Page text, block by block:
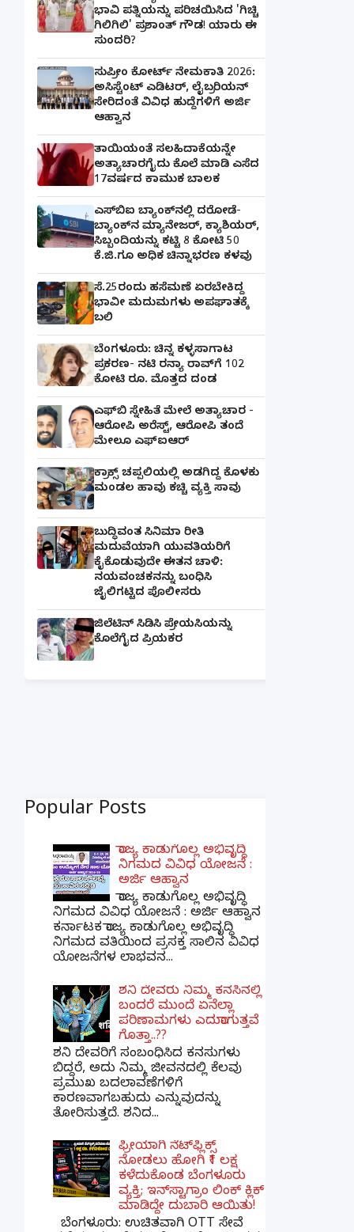
ಭಾವಿ ಪತ್ನಿಯನ್ನು ಪರಿಚಯಿಸಿದ 'ಗಿಚ್ಚಿ
ಗಿಲಿಗಿಲಿ' ಪ್ರಶಾಂತ್ ಗೌಡ! ಯಾರು ಈ
ಸುಂದರಿ?
ಸುಪ್ರೀಂ ಕೋರ್ಟ್ ನೇಮಕಾತಿ 2026:
ಅಸಿಸ್ಟೆಂಟ್ ಎಡಿಟರ್, ಲೈಬ್ರರಿಯನ್
ಸೇರಿದಂತೆ ವಿವಿಧ ಹುದ್ದೆಗಳಿಗೆ ಅರ್ಜಿ
ಆಹ್ವಾನ
ತಾಯಿಯಂತೆ ಸಲಹಿದಾಕೆಯನ್ನೇ
ಅತ್ಯಾಚಾರಗೈದು ಕೊಲೆ ಮಾಡಿ ಎಸೆದ
17ವರ್ಷದ ಕಾಮುಕ ಬಾಲಕ
ಎಸ್‌ಬಿಐ ಬ್ಯಾಂಕ್‌ನಲ್ಲಿ‌ ದರೋಡೆ-
ಬ್ಯಾಂಕ್​ನ ಮ್ಯಾನೇಜರ್‌, ಕ್ಯಾಶಿಯರ್‌,
ಸಿಬ್ಬಂದಿಯನ್ನು ಕಟ್ಟಿ 8 ಕೋಟಿ 50
ಕೆ.ಜಿ.ಗೂ ಅಧಿಕ ಚಿನ್ನಾಭರಣ ಕಳವು
ಸೆ.25ರಂದು ಹಸೆಮಣೆ ಏರಬೇಕಿದ್ದ
ಭಾವೀ ಮದುಮಗಳು ಅಪಘಾತಕ್ಕೆ
ಬಲಿ
ಬೆಂಗಳೂರು: ಚಿನ್ನ ಕಳ್ಳಸಾಗಾಟ
ಪ್ರಕರಣ- ನಟಿ ರನ್ಯಾ ರಾವ್‌ಗೆ 102
ಕೋಟಿ ರೂ. ಮೊತ್ತದ ದಂಡ
ಎಫ್‌ಬಿ ಸ್ನೇಹಿತೆ ಮೇಲೆ ಅತ್ಯಾಚಾರ -
ಆರೋಪಿ ಅರೆಸ್ಟ್, ಆರೋಪಿ ತಂದೆ
ಮೇಲೂ ಎಫ್ಐಆರ್
ಕ್ರಾಕ್ಸ್ ಚಪ್ಪಲಿಯಲ್ಲಿ ಅಡಗಿದ್ದ ಕೊಳಕು
ಮಂಡಲ ಹಾವು ಕಚ್ಚಿ ವ್ಯಕ್ತಿ ಸಾವು
ಬುದ್ಧಿವಂತ ಸಿನಿಮಾ ರೀತಿ
ಮದುವೆಯಾಗಿ ಯುವತಿಯರಿಗೆ
ಕೈಕೊಡುವುದೇ ಈತನ ಚಾಳಿ:
ನಯವಂಚಕನನ್ನು ಬಂಧಿಸಿ
ಜೈಲಿಗಟ್ಟಿದ ಪೊಲೀಸರು
ಜಿಲೆಟಿನ್ ಸಿಡಿಸಿ ಪ್ರೇಯಸಿಯನ್ನು
ಕೊಲೆಗೈದ ಪ್ರಿಯಕರ
Popular Posts
ರಾಜ್ಯ ಕಾಡುಗೊಲ್ಲ ಅಭಿವೃದ್ಧಿ
ನಿಗಮದ ವಿವಿಧ ಯೋಜನೆ :
ಅರ್ಜಿ ಆಹ್ವಾನ
ರಾಜ್ಯ ಕಾಡುಗೊಲ್ಲ ಅಭಿವೃದ್ಧಿ
ನಿಗಮದ ವಿವಿಧ ಯೋಜನೆ : ಅರ್ಜಿ ಆಹ್ವಾನ
ಕರ್ನಾಟಕ ರಾಜ್ಯ ಕಾಡುಗೊಲ್ಲ ಅಭಿವೃದ್ಧಿ
ನಿಗಮದ ವತಿಯಿಂದ ಪ್ರಸಕ್ತ ಸಾಲಿನ ವಿವಿಧ
ಯೋಜನೆಗಳ ಲಾಭವನ...
ಶನಿ ದೇವರು ನಿಮ್ಮ ಕನಸಿನಲ್ಲಿ
ಬಂದರೆ ಮುಂದೆ ಏನೆಲ್ಲಾ
ಪರಿಣಾಮಗಳು ಎದುರಾಗುತ್ತವೆ
ಗೊತ್ತಾ..??
ಶನಿ ದೇವರಿಗೆ ಸಂಬಂಧಿಸಿದ ಕನಸುಗಳು
ಬಿದ್ದರೆ, ಅದು ನಿಮ್ಮ ಜೀವನದಲ್ಲಿ ಕೆಲವು
ಪ್ರಮುಖ ಬದಲಾವಣೆಗಳಿಗೆ
ಕಾರಣವಾಗಬಹುದು ಎನ್ನುವುದನ್ನು
ತೋರಿಸುತ್ತದೆ. ಶನಿದ...
ಫ್ರೀಯಾಗಿ ನೆಟ್‌ಫ್ಲಿಕ್ಸ್
ನೋಡಲು ಹೋಗಿ ₹1 ಲಕ್ಷ
ಕಳೆದುಕೊಂಡ ಬೆಂಗಳೂರು
ವ್ಯಕ್ತಿ; ಇನ್‌ಸ್ಟಾಗ್ರಾಂ ಲಿಂಕ್ ಕ್ಲಿಕ್
ಮಾಡಿದ್ದೇ ದುಬಾರಿ ಆಯಿತು!
ಬೆಂಗಳೂರು: ಉಚಿತವಾಗಿ OTT ಸೇವೆ